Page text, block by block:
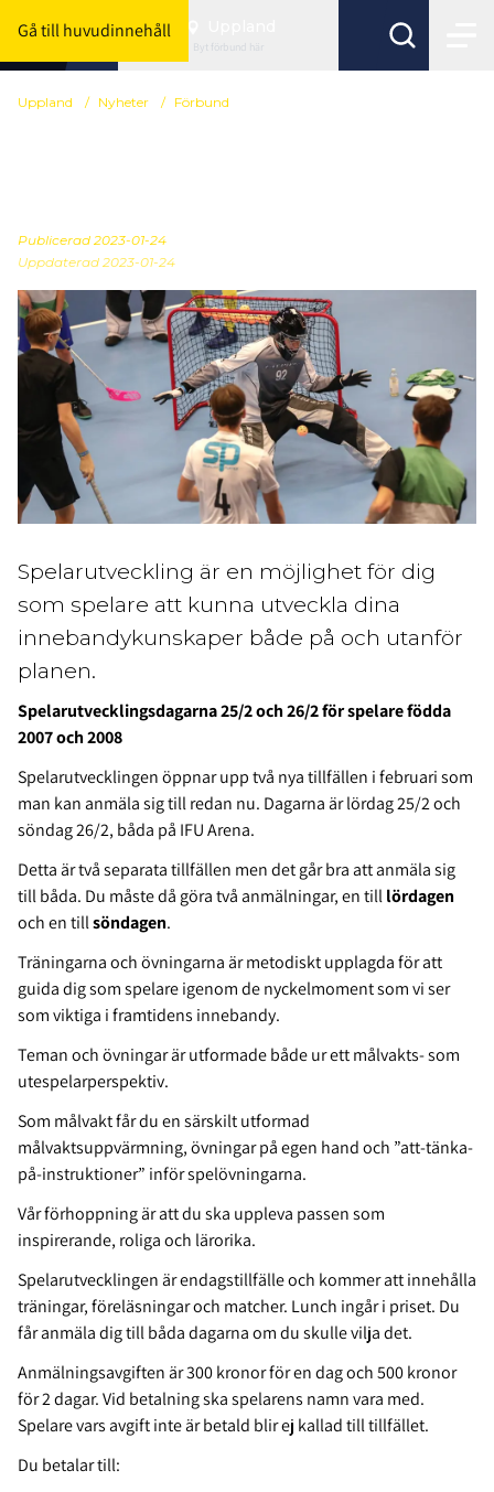
Gå till huvudinnehåll
Byt förbund här
Uppland / Nyheter / Förbund
Publicerad 2023-01-24
Uppdaterad 2023-01-24
Spelarutveckling är en möjlighet för dig
som spelare att kunna utveckla dina
innebandykunskaper både på och utanför
planen.
Spelarutvecklingsdagarna 25/2 och 26/2 för spelare födda
2007 och 2008
Spelarutvecklingen öppnar upp två nya tillfällen i februari som
man kan anmäla sig till redan nu. Dagarna är lördag 25/2 och
söndag 26/2, båda på IFU Arena.
Detta är två separata tillfällen men det går bra att anmäla sig
till båda. Du måste då göra två anmälningar, en tilllördagen
och en tillsöndagen.
Träningarna och övningarna är metodiskt upplagda för att
guida dig som spelare igenom de nyckelmoment som vi ser
som viktiga i framtidens innebandy.
Teman och övningar är utformade både ur ett målvakts- som
utespelarperspektiv.
Som målvakt får du en särskilt utformad
målvaktsuppvärmning, övningar på egen hand och ”att-tänka-
på-instruktioner” inför spelövningarna.
Vår förhoppning är att du ska uppleva passen som
inspirerande, roliga och lärorika.
Spelarutvecklingen är endagstillfälle och kommer att innehålla
träningar, föreläsningar och matcher. Lunch ingår i priset. Du
får anmäla dig till båda dagarna om du skulle vilja det.
Anmälningsavgiften är 300 kronor för en dag och 500 kronor
för 2 dagar. Vid betalning ska spelarens namn vara med.
Spelare vars avgift inte är betald blir ej kallad till tillfället.
Du betalar till: